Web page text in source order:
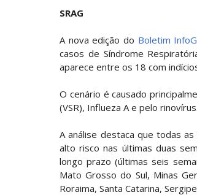
SRAG
A nova edição do Boletim
casos de Síndrome
aparece entre os 18 com
O cenário é causado
(VSR), Influeza A e pelo
A análise destaca que todas
alto risco nas últimas duas
longo prazo (últimas seis
Mato Grosso do Sul, Minas
Roraima, Santa Catarina,